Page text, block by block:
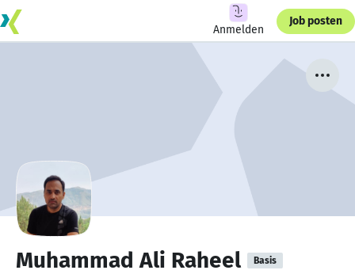
Anmelden
Job posten
Muhammad Ali Raheel Basis